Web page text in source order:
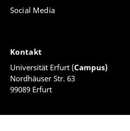
Social Media
Kontakt
Universität Erfurt (Campus)
Nordhäuser Str. 63
99089 Erfurt